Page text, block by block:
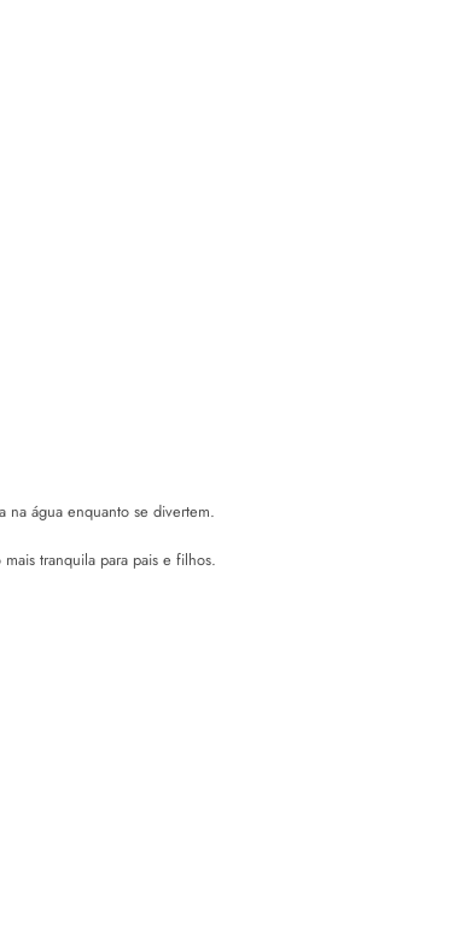
na água enquanto se divertem.
tranquila para pais e filhos.